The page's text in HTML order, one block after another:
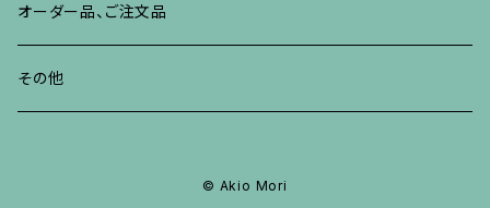
リング
リング
ブレスレット、バングル
ネックレス、ペンダント
リング
オーダー品、ご注文品
その他
© Akio Mori